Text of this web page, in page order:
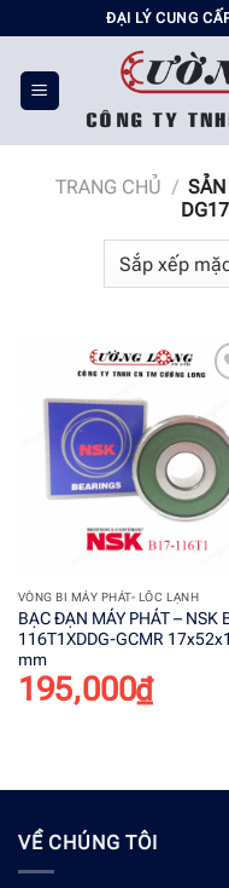
đến
nội
dung
ĐẠI LÝ CUNG
TRANG CHỦ / SẢN
Add
VÒNG BI MÁY PHÁT- LỐC LẠNH
BẠC ĐẠN MÁY PHÁT – NSK
116T1XDDG-GCMR
mm
195,000₫
VỀ CHÚNG TÔI